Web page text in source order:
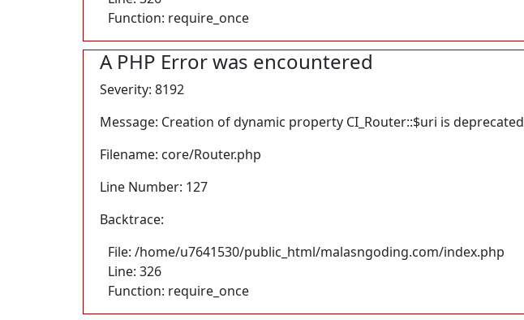
Function: require_once
A PHP Error was encountered
Severity: 8192
Message: Creation of dynamic property CI_Router::$uri is deprecated
Filename: core/Router.php
Line Number: 127
Backtrace:
File: /home/u7641530/public_html/malasngoding.com/index.php
Line: 326
Function: require_once